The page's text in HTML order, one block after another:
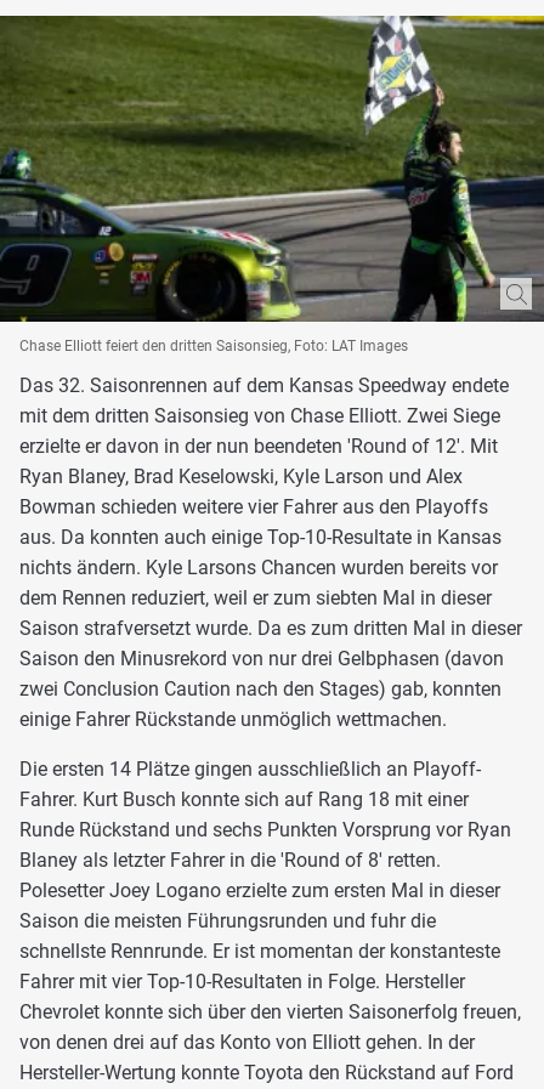
Chase Elliott feiert den dritten Saisonsieg, Foto: LAT Images
Das 32. Saisonrennen auf dem Kansas Speedway endete
mit dem dritten Saisonsieg von Chase Elliott. Zwei Siege
erzielte er davon in der nun beendeten 'Round of 12'. Mit
Ryan Blaney, Brad Keselowski, Kyle Larson und Alex
Bowman schieden weitere vier Fahrer aus den Playoffs
aus. Da konnten auch einige Top-10-Resultate in Kansas
nichts ändern. Kyle Larsons Chancen wurden bereits vor
dem Rennen reduziert, weil er zum siebten Mal in dieser
Saison strafversetzt wurde. Da es zum dritten Mal in dieser
Saison den Minusrekord von nur drei Gelbphasen (davon
zwei Conclusion Caution nach den Stages) gab, konnten
einige Fahrer Rückstande unmöglich wettmachen.
Die ersten 14 Plätze gingen ausschließlich an Playoff-
Fahrer. Kurt Busch konnte sich auf Rang 18 mit einer
Runde Rückstand und sechs Punkten Vorsprung vor Ryan
Blaney als letzter Fahrer in die 'Round of 8' retten.
Polesetter Joey Logano erzielte zum ersten Mal in dieser
Saison die meisten Führungsrunden und fuhr die
schnellste Rennrunde. Er ist momentan der konstanteste
Fahrer mit vier Top-10-Resultaten in Folge. Hersteller
Chevrolet konnte sich über den vierten Saisonerfolg freuen,
von denen drei auf das Konto von Elliott gehen. In der
Hersteller-Wertung konnte Toyota den Rückstand auf Ford